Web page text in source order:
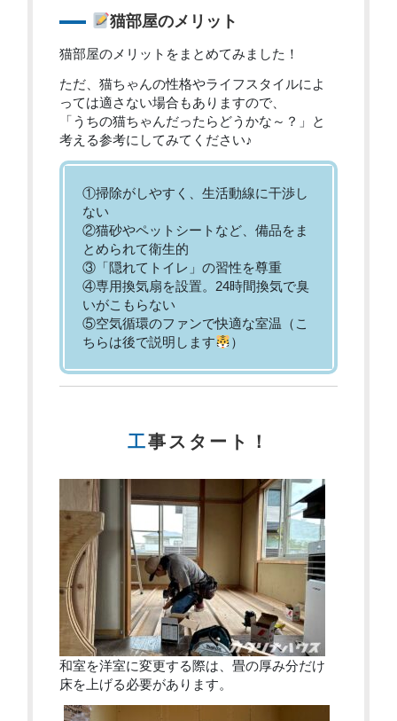
猫部屋のメリット
猫部屋のメリットをまとめてみました！
ただ、猫ちゃんの性格やライフスタイルによ
っては適さない場合もありますので、
「うちの猫ちゃんだったらどうかな～？」と
考える参考にしてみてください♪
①掃除がしやすく、生活動線に干渉し
ない
②猫砂やペットシートなど、備品をま
とめられて衛生的
③「隠れてトイレ」の習性を尊重
④専用換気扇を設置。24時間換気で臭
いがこもらない
⑤空気循環のファンで快適な室温（こ
ちらは後で説明します
）
工事スタート！
和室を洋室に変更する際は、畳の厚み分だけ
床を上げる必要があります。